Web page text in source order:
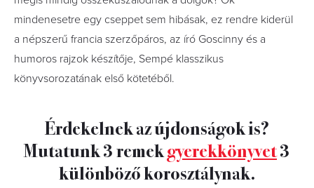
mindenesetre egy cseppet sem hibásak, ez rendre kiderül
a népszerű francia szerzőpáros, az író Goscinny és a
humoros rajzok készítője, Sempé klasszikus
könyvsorozatának első kötetéből.
Érdekelnek az újdonságok is?
Mutatunk 3 remekgyerekkönyvet3
különböző korosztálynak.